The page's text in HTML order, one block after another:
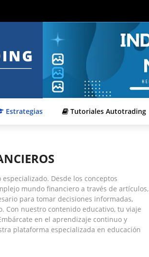
Estrategias Tutoriales Autotrading
Desde los conceptos
mundo financiero a través de artículos,
para tomar decisiones informadas,
Con nuestro contenido educativo, tu viaje
en el aprendizaje continuo y
plataforma especializada en educación